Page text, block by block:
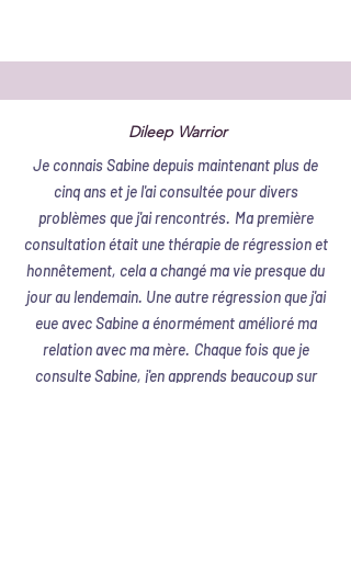
Dileep Warrior
Je connais Sabine depuis maintenant plus de
cinq ans et je l'ai consultée pour divers
problèmes que j'ai rencontrés. Ma première
consultation était une thérapie de régression et
honnêtement, cela a changé ma vie presque du
jour au lendemain. Une autre régression que j'ai
eue avec Sabine a énormément amélioré ma
relation avec ma mère. Chaque fois que je
consulte Sabine, j'en apprends beaucoup sur